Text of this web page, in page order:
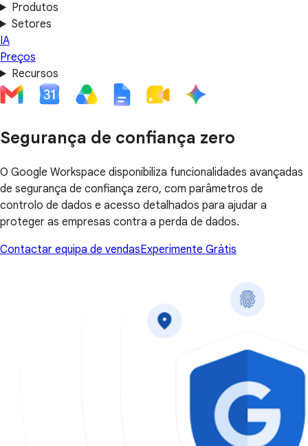
Produtos
Setores
IA
Preços
Recursos
Segurança de confiança zero
O Google Workspace disponibiliza funcionalidades avançadas
de segurança de confiança zero, com parâmetros de
controlo de dados e acesso detalhados para ajudar a
proteger as empresas contra a perda de dados.
Contactar equipa de vendasExperimente Grátis